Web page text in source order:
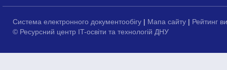
Система електронного документообігу | Мапа сайту | Рейтинг
© Ресурсний центр IT-освіти та технологій ДНУ